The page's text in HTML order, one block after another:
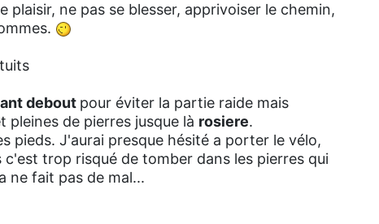
ne pas se blesser, apprivoiser le chemin,
debout pour éviter la partie raide mais
de pierres jusque là rosiere.
pieds. J'aurai presque hésité a porter le vélo,
trop risqué de tomber dans les pierres qui
ne fait pas de mal...